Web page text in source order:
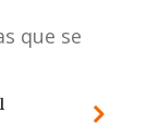
que se